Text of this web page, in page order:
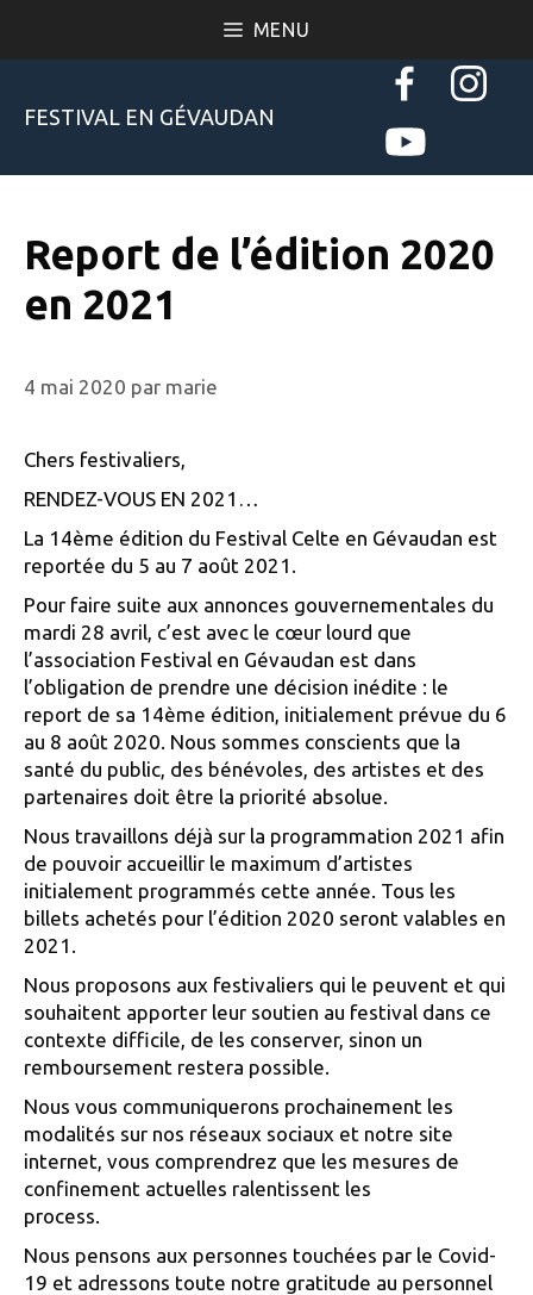
contenu
MENU
FESTIVAL EN GÉVAUDAN
Report de l’édition 2020
en 2021
4 mai 2020 par marie
Chers festivaliers,
RENDEZ-VOUS EN 2021…
La 14ème édition du Festival Celte en Gévaudan est
reportée du 5 au 7 août 2021.
Pour faire suite aux annonces gouvernementales du
mardi 28 avril, c’est avec le cœur lourd que
l’association Festival en Gévaudan est dans
l’obligation de prendre une décision inédite : le
report de sa 14ème édition, initialement prévue du 6
au 8 août 2020. Nous sommes conscients que la
santé du public, des bénévoles, des artistes et des
partenaires doit être la priorité absolue.
Nous travaillons déjà sur la programmation 2021 afin
de pouvoir accueillir le maximum d’artistes
initialement programmés cette année. Tous les
billets achetés pour l’édition 2020 seront valables en
2021.
Nous proposons aux festivaliers qui le peuvent et qui
souhaitent apporter leur soutien au festival dans ce
contexte difficile, de les conserver, sinon un
remboursement restera possible.
Nous vous communiquerons prochainement les
modalités sur nos réseaux sociaux et notre site
internet, vous comprendrez que les mesures de
confinement actuelles ralentissent les
process.
Nous pensons aux personnes touchées par le Covid-
19 et adressons toute notre gratitude au personnel